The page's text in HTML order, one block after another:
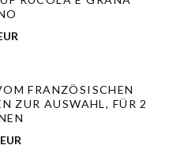
FRANZÖSISCHEN
ZUR AUSWAHL, FÜR 2